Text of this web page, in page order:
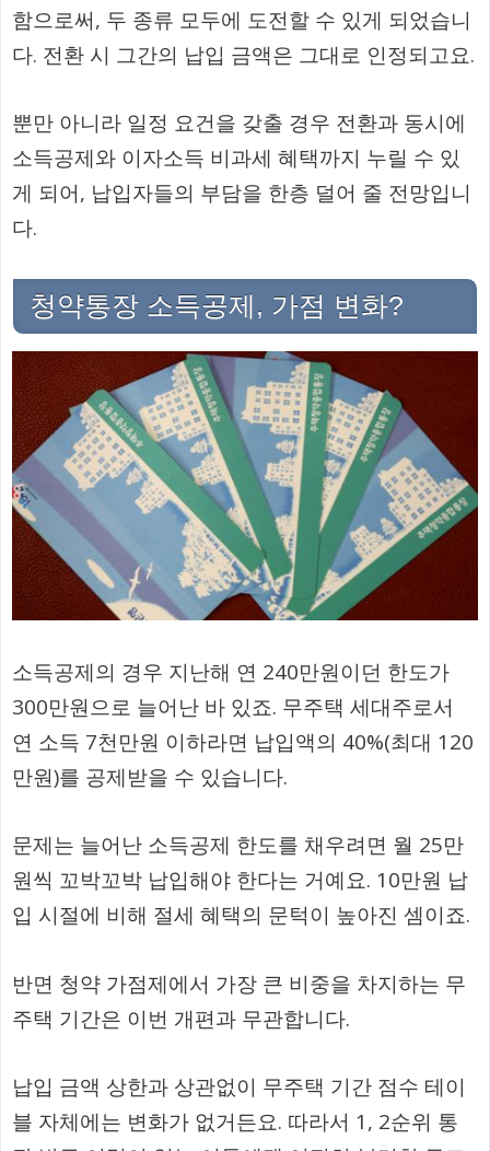
함으로써, 두 종류 모두에 도전할 수 있게 되었습니
다. 전환 시 그간의 납입 금액은 그대로 인정되고요.
뿐만 아니라 일정 요건을 갖출 경우 전환과 동시에
소득공제와 이자소득 비과세 혜택까지 누릴 수 있
게 되어, 납입자들의 부담을 한층 덜어 줄 전망입니
다.
청약통장 소득공제, 가점 변화?
소득공제의 경우 지난해 연 240만원이던 한도가
300만원으로 늘어난 바 있죠. 무주택 세대주로서
연 소득 7천만원 이하라면 납입액의 40%(최대 120
만원)를 공제받을 수 있습니다.
문제는 늘어난 소득공제 한도를 채우려면 월 25만
원씩 꼬박꼬박 납입해야 한다는 거예요. 10만원 납
입 시절에 비해 절세 혜택의 문턱이 높아진 셈이죠.
반면 청약 가점제에서 가장 큰 비중을 차지하는 무
주택 기간은 이번 개편과 무관합니다.
납입 금액 상한과 상관없이 무주택 기간 점수 테이
블 자체에는 변화가 없거든요. 따라서 1, 2순위 통